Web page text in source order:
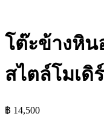
โต๊ะข้างหิ
สไตล์โมเดิ
฿ 14,500